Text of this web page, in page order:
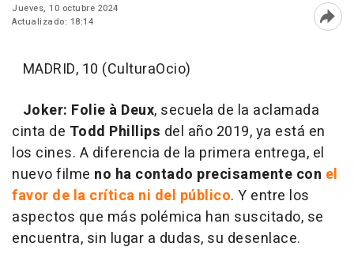
Jueves, 10 octubre 2024
Actualizado: 18:14
MADRID, 10 (CulturaOcio)
Joker: Folie à Deux, secuela de la aclamada
cinta de Todd Phillips del año 2019, ya está en
los cines. A diferencia de la primera entrega, el
nuevo filme no ha contado precisamente con el
favor de la crítica ni del público. Y entre los
aspectos que más polémica han suscitado, se
encuentra, sin lugar a dudas, su desenlace.